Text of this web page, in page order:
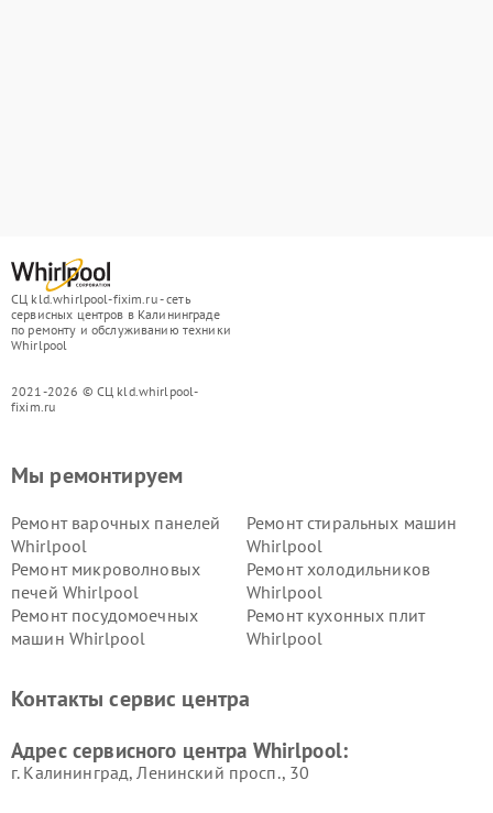
СЦ kld.whirlpool-fixim.ru - сеть
сервисных центров в Калининграде
по ремонту и обслуживанию техники
Whirlpool
2021-2026 © СЦ kld.whirlpool-
fixim.ru
Мы ремонтируем
Ремонт варочных панелей
Whirlpool
Ремонт стиральных машин
Whirlpool
Ремонт микроволновых
печей Whirlpool
Ремонт холодильников
Whirlpool
Ремонт посудомоечных
машин Whirlpool
Ремонт кухонных плит
Whirlpool
Контакты сервис центра
Адрес сервисного центра Whirlpool:
г. Калининград, Ленинский просп., 30